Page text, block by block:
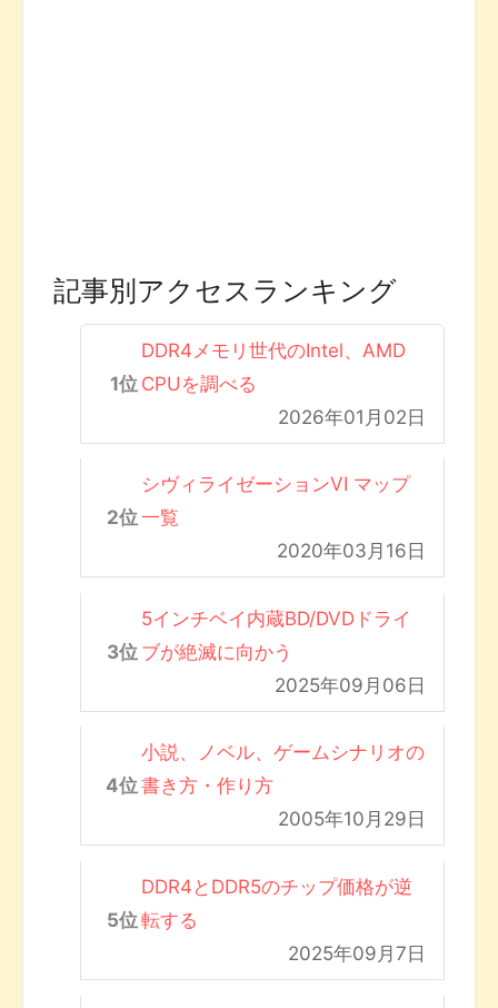
記事別アクセスランキング
DDR4メモリ世代のIntel、AMD
CPUを調べる
2026年01月02日
シヴィライゼーションVI マップ
一覧
2020年03月16日
5インチベイ内蔵BD/DVDドライ
ブが絶滅に向かう
2025年09月06日
小説、ノベル、ゲームシナリオの
書き方・作り方
2005年10月29日
DDR4とDDR5のチップ価格が逆
転する
2025年09月7日